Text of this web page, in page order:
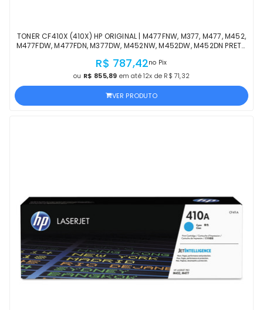
TONER CF410X (410X) HP ORIGINAL | M477FNW, M377, M477, M452,
M477FDW, M477FDN, M377DW, M452NW, M452DW, M452DN PRETO
R$ 787,42no Pix
ou R$ 855,89 em até 12x de R$ 71,32
VER PRODUTO